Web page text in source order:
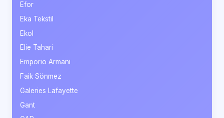
Efor
Eka Tekstil
Ekol
Elie Tahari
Emporio Armani
Faik Sönmez
Galeries Lafayette
Gant